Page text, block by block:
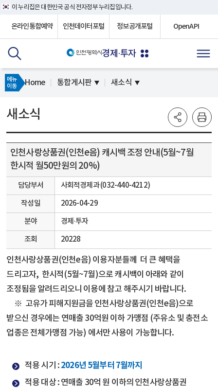
이 누리집은 대한민국 공식 전자정부 누리집입니다.
온라인통합예약 인천데이터포털 정보공개포털 OpenAPI
경제·투자
메뉴
이동
Home 통합게시판 새소식
새소식
인천사랑상품권(인천e음) 캐시백 조정 안내(5월~7월
한시적 월50만원의 20%)
담당부서 사회적경제과 (032-440-4212)
작성일 2026-04-29
분야 경제·투자
조회 20228
인천사랑상품권(인천e음) 이용자분들께 더 큰 혜택을
드리고자, 한시적(5월~7월)으로 캐시백이 아래와 같이
조정됨을 알려드리오니 이용에 참고 해주시기 바랍니다.
※ 고유가 피해지원금을 인천사랑상품권(인천e음)으로
받으신 경우에는 연매출 30억원 이하 가맹점 (주유소 및 충전소
업종은 전체가맹점 가능) 에서만 사용이 가능합니다.
적용 시기 : 2026년 5월부터 7월까지
적용 대상 : 연매출 30억 원 이하의 인천사랑상품권